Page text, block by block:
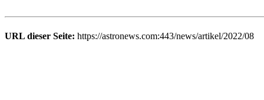
URL dieser Seite: https://astronews.com:443/news/artikel/2022/08